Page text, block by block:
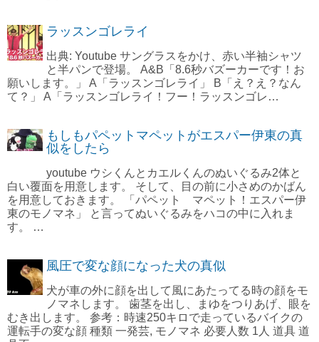
ラッスンゴレライ
出典: Youtube サングラスをかけ、赤い半袖シャツ
と半パンで登場。 A&B「8.6秒バズーカーです！お
願いします。」 A「ラッスンゴレライ」 B「え？え？なん
て？」 A「ラッスンゴレライ！フー！ラッスンゴレ…
もしもパペットマペットがエスパー伊東の真
似をしたら
youtube ウシくんとカエルくんのぬいぐるみ2体と
白い覆面を用意します。 そして、目の前に小さめのかばん
を用意しておきます。 「パペット マペット！エスパー伊
東のモノマネ」 と言ってぬいぐるみをハコの中に入れま
す。 …
風圧で変な顔になった犬の真似
犬が車の外に顔を出して風にあたってる時の顔をモ
ノマネします。 歯茎を出し、まゆをつりあげ、眼を
むき出します。 参考：時速250キロで走っているバイクの
運転手の変な顔 種類 一発芸, モノマネ 必要人数 1人 道具 道